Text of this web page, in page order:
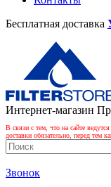
Бесплатная доставка
Интернет-магазин
В связи с тем, что на сайте
доставки обязательно, перед тем
Звонок